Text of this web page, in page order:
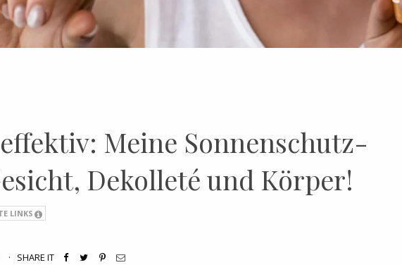
Meine Sonnenschutz-
Dekolleté und Körper!
LINKS
· SHARE IT